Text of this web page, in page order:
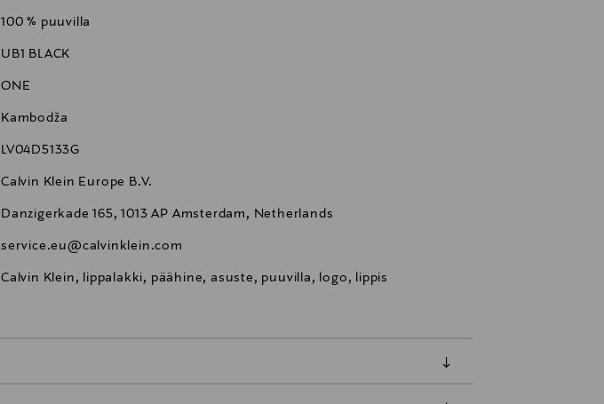
100 % puuvilla
UB1 BLACK
ONE
Kambodža
LV04D5133G
Calvin Klein Europe B.V.
Danzigerkade 165, 1013 AP Amsterdam, Netherlands
service.eu@calvinklein.com
Calvin Klein, lippalakki, päähine, asuste, puuvilla, logo, lippis